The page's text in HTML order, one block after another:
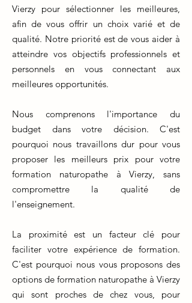
Vierzy pour sélectionner les meilleures,
afin de vous offrir un choix varié et de
qualité. Notre priorité est de vous aider à
atteindre vos objectifs professionnels et
personnels en vous connectant aux
meilleures opportunités.
Nous comprenons l'importance du
budget dans votre décision. C'est
pourquoi nous travaillons dur pour vous
proposer les meilleurs prix pour votre
formation naturopathe à Vierzy, sans
compromettre la qualité de
l'enseignement.
La proximité est un facteur clé pour
faciliter votre expérience de formation.
C'est pourquoi nous vous proposons des
options de formation naturopathe à Vierzy
qui sont proches de chez vous, pour